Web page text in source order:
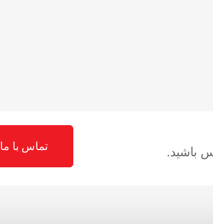
باشید. تماس با ما